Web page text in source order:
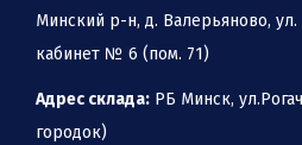
Минский р-н, д. Валерьяново, ул.
кабинет № 6 (пом. 71)
Адрес склада: РБ Минск,
городок)